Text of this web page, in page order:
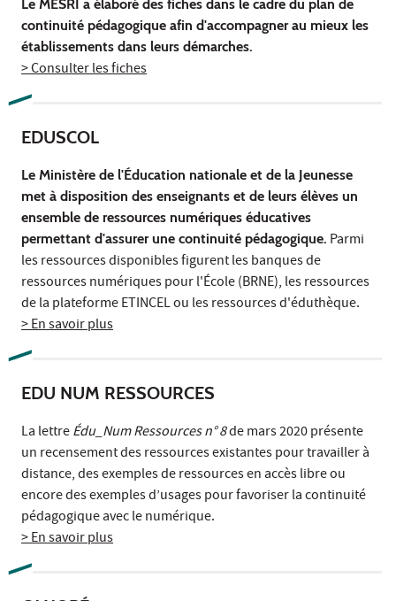
Le MESRI a élaboré des fiches dans le cadre du plan de
continuité pédagogique afin d'accompagner au mieux les
établissements dans leurs démarches.
> Consulter les fiches
EDUSCOL
Le Ministère de l'Éducation nationale et de la Jeunesse
met à disposition des enseignants et de leurs élèves un
ensemble de ressources numériques éducatives
permettant d'assurer une continuité pédagogique. Parmi
les ressources disponibles figurent les banques de
ressources numériques pour l'École (BRNE), les ressources
de la plateforme ETINCEL ou les ressources d'éduthèque.
> En savoir plus
EDU NUM RESSOURCES
La lettreÉdu_Num Ressources n° 8de mars 2020 présente
un recensement des ressources existantes pour travailler à
distance, des exemples de ressources en accès libre ou
encore des exemples d’usages pour favoriser la continuité
pédagogique avec le numérique.
> En savoir plus